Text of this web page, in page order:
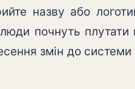
назву або
почнуть плутати
змін до